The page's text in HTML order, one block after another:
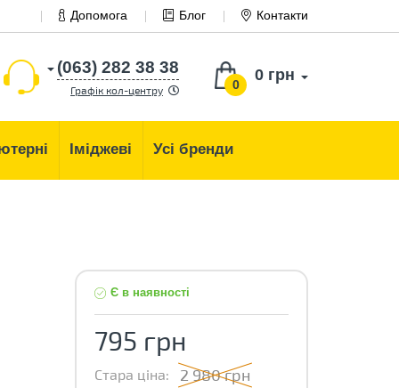
Допомога Блог Контакти
0
0 грн
(063) 282 38 38
Графік кол-центру
Іміджеві Усі бренди
Є в наявності
795 грн
Стара ціна: 2 980 грн